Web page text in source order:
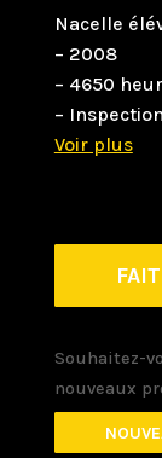
Nacelle
– 2008
– 4650
–
Souhaitez-
nouveaux